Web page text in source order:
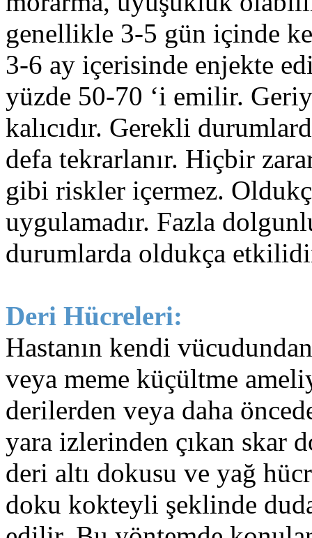
belirleniyor.Operasyon randevunuz verildikten
mevcut olan tam donanımlı ameliyathanemizde
anlaşmalı Otel'e bir refakatçi eşliğinde otele
genellikle 3-5 gün içinde
3-6 ay içerisinde enjekte
yüzde 50-70 ‘i emilir.
kalıcıdır. Gerekli
defa tekrarlanır. Hiçbir
gibi riskler içermez.
uygulamadır. Fazla
durumlarda oldukça
Deri Hücreleri:
Hastanın kendi
veya meme küçültme
derilerden veya daha
yara izlerinden çıkan skar
deri altı dokusu ve yağ
doku kokteyli şeklinde